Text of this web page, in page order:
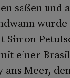
saßen und
Simon
einer
Meer,